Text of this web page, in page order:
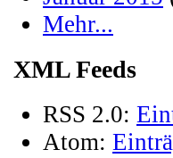
Mehr...
XML Feeds
RSS 2.0:
Atom: